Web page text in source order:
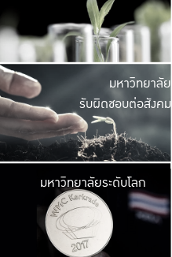
มีพื้นที่เขียวสดใส
เป็นป่าในเมือง เกษต
มหาวิ
ค
เปิดประ
และพบเรื่องราวใ
มหาวิทยาลัย
รับผิดชอบต่อสังคม
มหาวิ
เปลี่ยนแปลง แล
เพื่อทำง
ระบบสารสนเทศ
มหาวิทยาลัยระดับโลก